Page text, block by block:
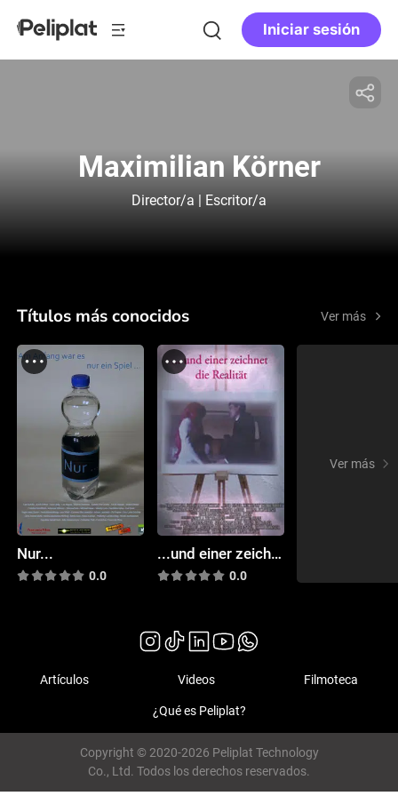
Iniciar sesión
Maximilian Körner
Director/a | Escritor/a
Títulos más conocidos Ver más
Nur...
0.0
...und einer zeichnet die Realität
0.0
Ver más
Artículos Videos Filmoteca
¿Qué es Peliplat?
Copyright © 2020-2026 Peliplat Technology
Co., Ltd. Todos los derechos reservados.